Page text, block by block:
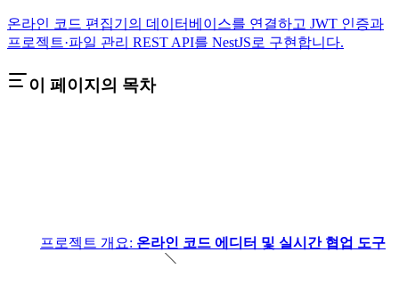
온라인 코드 편집기의 데이터베이스를 연결하고 JWT 인증과
프로젝트·파일 관리 REST API를 NestJS로 구현합니다.
이 페이지의 목차
프로젝트 개요: 온라인 코드 에디터 및 실시간 협업 도구